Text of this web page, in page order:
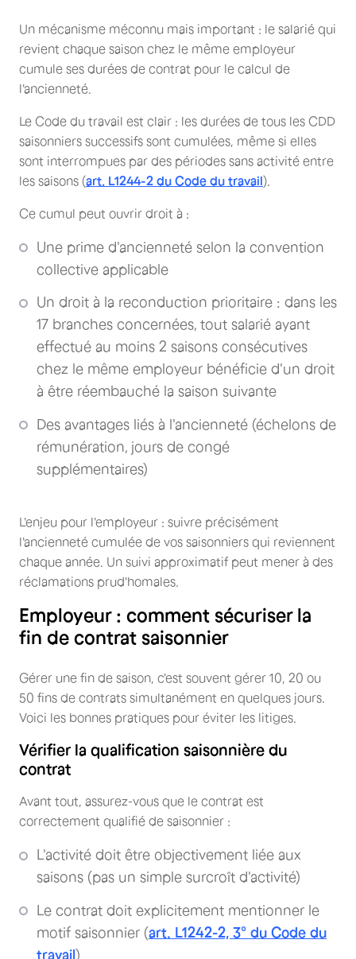
Un mécanisme méconnu mais important : le salarié qui
revient chaque saison chez le même employeur
cumule ses durées de contrat pour le calcul de
l'ancienneté.
Le Code du travail est clair : les durées de tous les CDD
saisonniers successifs sont cumulées, même si elles
sont interrompues par des périodes sans activité entre
les saisons (art. L1244-2 du Code du travail).
Ce cumul peut ouvrir droit à :
Une prime d'ancienneté selon la convention
collective applicable
Un droit à la reconduction prioritaire : dans les
17 branches concernées, tout salarié ayant
effectué au moins 2 saisons consécutives
chez le même employeur bénéficie d'un droit
à être réembauché la saison suivante
Des avantages liés à l'ancienneté (échelons de
rémunération, jours de congé
supplémentaires)
L'enjeu pour l'employeur : suivre précisément
l'ancienneté cumulée de vos saisonniers qui reviennent
chaque année. Un suivi approximatif peut mener à des
réclamations prud'homales.
Employeur : comment sécuriser la
fin de contrat saisonnier
Gérer une fin de saison, c'est souvent gérer 10, 20 ou
50 fins de contrats simultanément en quelques jours.
Voici les bonnes pratiques pour éviter les litiges.
Vérifier la qualification saisonnière du
contrat
Avant tout, assurez-vous que le contrat est
correctement qualifié de saisonnier :
L'activité doit être objectivement liée aux
saisons (pas un simple surcroît d'activité)
Le contrat doit explicitement mentionner le
motif saisonnier (art. L1242-2, 3° du Code du
travail)